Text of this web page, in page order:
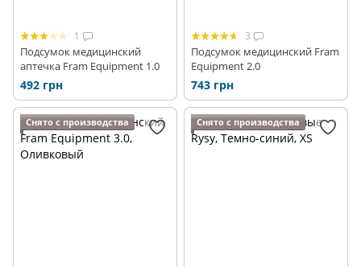
1
Подсумок медицинский
аптечка Fram Equipment 1.0
492 грн
3
Подсумок медицинский Fram
Equipment 2.0
743 грн
Снято с производства Снято с производства